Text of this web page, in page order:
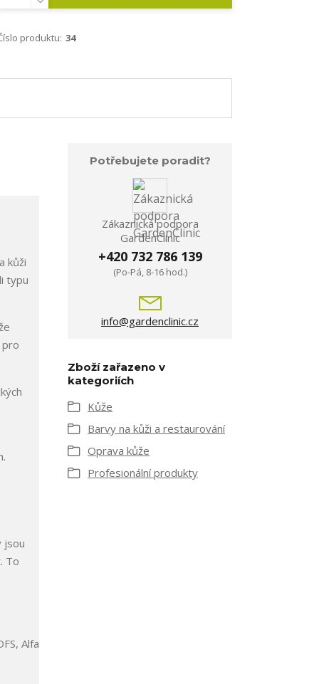
produktu: 34
kůži
typu
pro
jsou
To
Alfa
Potřebujete poradit?
Zákaznická podpora
GardenClinic
+420 732 786 139
(Po-Pá, 8-16 hod.)
info@gardenclinic.cz
Zboží zařazeno v
kategoriích
Kůže
Barvy na kůži a restaurování
Oprava kůže
Profesionální produkty